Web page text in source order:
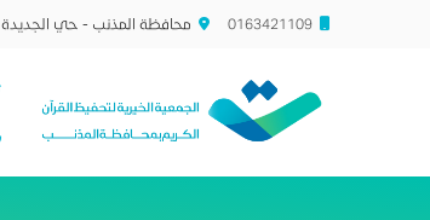
0163421109 محافظة المذنب - حي الجديدة